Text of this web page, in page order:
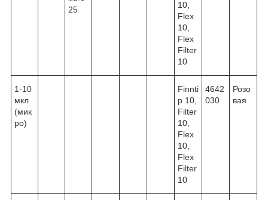
25
10,
Flex
10,
Flex
Filter
10
1-10
мкл
(мик
ро)
Finnti
p 10,
Filter
10,
Flex
10,
Flex
Filter
10
4642
030
Розо
вая